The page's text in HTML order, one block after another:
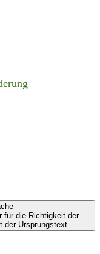
für die Richtigkeit der
der Ursprungstext.